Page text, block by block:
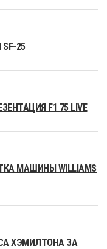
25
F1 75 LIVE
МАШИНЫ WILLIAMS
ХЭМИЛТОНА ЗА